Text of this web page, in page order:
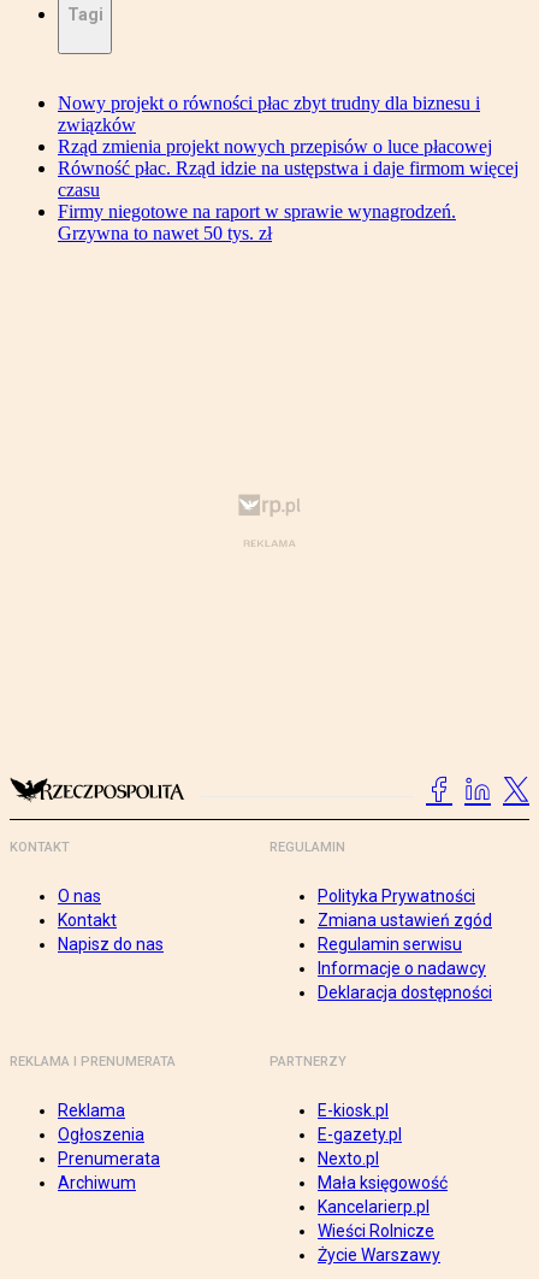
Tagi
Nowy projekt o równości płac zbyt trudny dla biznesu i
związków
Rząd zmienia projekt nowych przepisów o luce płacowej
Równość płac. Rząd idzie na ustępstwa i daje firmom więcej
czasu
Firmy niegotowe na raport w sprawie wynagrodzeń.
Grzywna to nawet 50 tys. zł
KONTAKT
O nas
Kontakt
Napisz do nas
REGULAMIN
Polityka Prywatności
Zmiana ustawień zgód
Regulamin serwisu
Informacje o nadawcy
Deklaracja dostępności
REKLAMA I PRENUMERATA
Reklama
Ogłoszenia
Prenumerata
Archiwum
PARTNERZY
E-kiosk.pl
E-gazety.pl
Nexto.pl
Mała księgowość
Kancelarierp.pl
Wieści Rolnicze
Życie Warszawy